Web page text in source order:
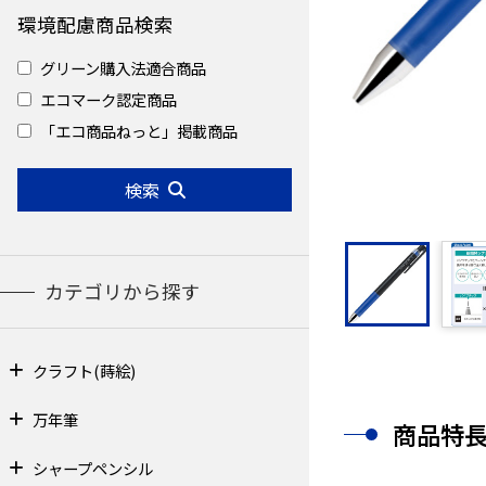
商品特
環境配慮商品検索
グリーン購入法適合商品
エコマーク認定商品
「エコ商品ねっと」掲載商品
検索
カテゴリから探す
クラフト(蒔絵)
万年筆
シャープペンシル